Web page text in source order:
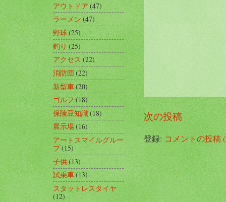
次の投稿
登録:コメントの投稿
アウトドア(47)
ラーメン(47)
野球(25)
釣り(25)
アクセス(22)
消防団(22)
新型車(20)
ゴルフ(18)
保険豆知識(18)
展示場(16)
アートスマイルグルー
プ(15)
子供(13)
試乗車(13)
スタットレスタイヤ
(12)